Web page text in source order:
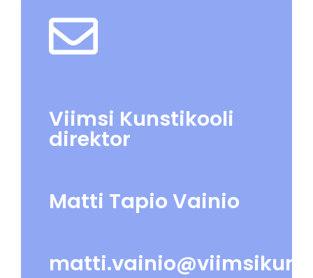
Viimsi Kunstikooli
direktor
Matti Tapio Vainio